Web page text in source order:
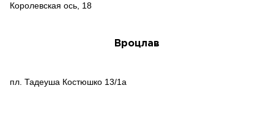
Королевская ось, 18
Вроцлав
пл. Тадеуша Костюшко 13/1a